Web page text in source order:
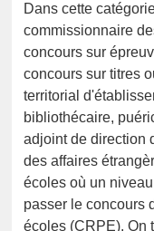
Dans cette
commissionnaire
concours sur
concours sur titres
territorial
bibliothécaire,
adjoint de direction
des affaires
écoles où un
passer le concours
écoles (CRPE). On